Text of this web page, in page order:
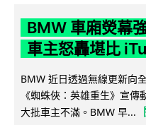
BMW 車廂熒幕
車主怒轟堪比
BMW 近日透過無線更新向
《蜘蛛俠：英雄重生》宣
大批車主不滿。BMW 早...